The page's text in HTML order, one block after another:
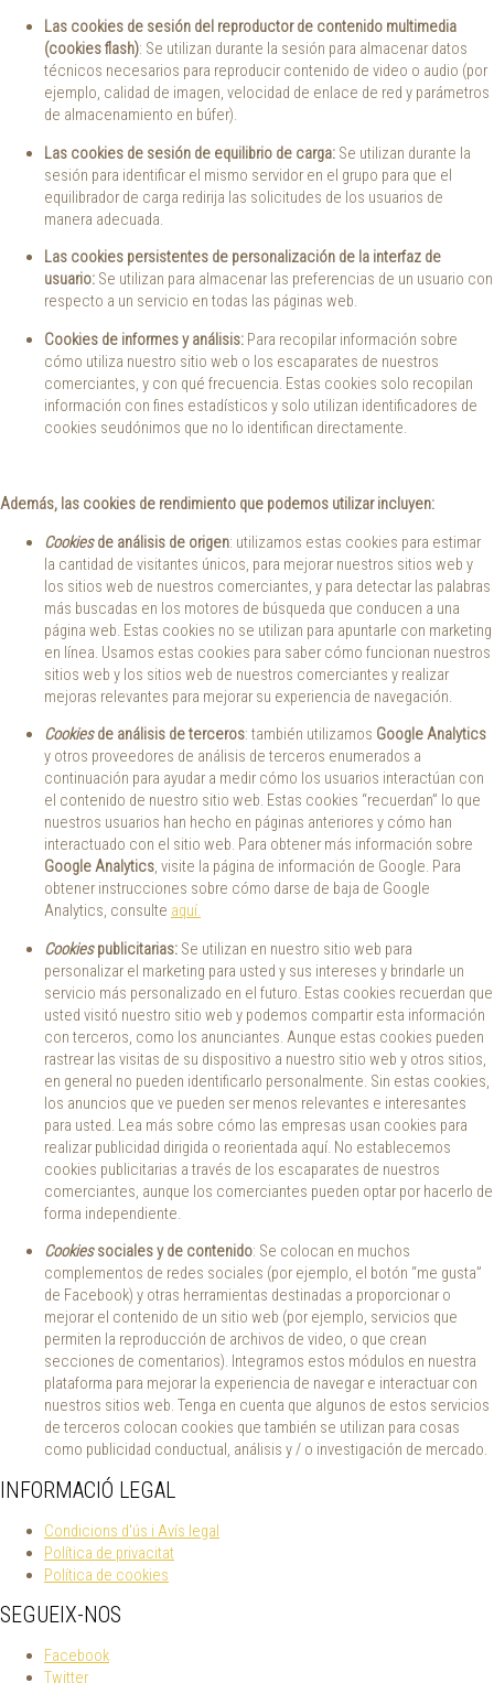
Las cookies de sesión del reproductor de contenido multimedia
(cookies flash): Se utilizan durante la sesión para almacenar datos
técnicos necesarios para reproducir contenido de video o audio (por
ejemplo, calidad de imagen, velocidad de enlace de red y parámetros
de almacenamiento en búfer).
Las cookies de sesión de equilibrio de carga: Se utilizan durante la
sesión para identificar el mismo servidor en el grupo para que el
equilibrador de carga redirija las solicitudes de los usuarios de
manera adecuada.
Las cookies persistentes de personalización de la interfaz de
usuario: Se utilizan para almacenar las preferencias de un usuario con
respecto a un servicio en todas las páginas web.
Cookies de informes y análisis: Para recopilar información sobre
cómo utiliza nuestro sitio web o los escaparates de nuestros
comerciantes, y con qué frecuencia. Estas cookies solo recopilan
información con fines estadísticos y solo utilizan identificadores de
cookies seudónimos que no lo identifican directamente.
Además, las cookies de rendimiento que podemos utilizar incluyen:
Cookiesde análisis de origen: utilizamos estas cookies para estimar
la cantidad de visitantes únicos, para mejorar nuestros sitios web y
los sitios web de nuestros comerciantes, y para detectar las palabras
más buscadas en los motores de búsqueda que conducen a una
página web. Estas cookies no se utilizan para apuntarle con marketing
en línea. Usamos estas cookies para saber cómo funcionan nuestros
sitios web y los sitios web de nuestros comerciantes y realizar
mejoras relevantes para mejorar su experiencia de navegación.
Cookiesde análisis de terceros: también utilizamos Google Analytics
y otros proveedores de análisis de terceros enumerados a
continuación para ayudar a medir cómo los usuarios interactúan con
el contenido de nuestro sitio web. Estas cookies “recuerdan” lo que
nuestros usuarios han hecho en páginas anteriores y cómo han
interactuado con el sitio web. Para obtener más información sobre
Google Analytics, visite la página de información de Google. Para
obtener instrucciones sobre cómo darse de baja de Google
Analytics, consulte aquí.
Cookiespublicitarias: Se utilizan en nuestro sitio web para
personalizar el marketing para usted y sus intereses y brindarle un
servicio más personalizado en el futuro. Estas cookies recuerdan que
usted visitó nuestro sitio web y podemos compartir esta información
con terceros, como los anunciantes. Aunque estas cookies pueden
rastrear las visitas de su dispositivo a nuestro sitio web y otros sitios,
en general no pueden identificarlo personalmente. Sin estas cookies,
los anuncios que ve pueden ser menos relevantes e interesantes
para usted. Lea más sobre cómo las empresas usan cookies para
realizar publicidad dirigida o reorientada aquí. No establecemos
cookies publicitarias a través de los escaparates de nuestros
comerciantes, aunque los comerciantes pueden optar por hacerlo de
forma independiente.
Cookiessociales y de contenido: Se colocan en muchos
complementos de redes sociales (por ejemplo, el botón “me gusta”
de Facebook) y otras herramientas destinadas a proporcionar o
mejorar el contenido de un sitio web (por ejemplo, servicios que
permiten la reproducción de archivos de video, o que crean
secciones de comentarios). Integramos estos módulos en nuestra
plataforma para mejorar la experiencia de navegar e interactuar con
nuestros sitios web. Tenga en cuenta que algunos de estos servicios
de terceros colocan cookies que también se utilizan para cosas
como publicidad conductual, análisis y / o investigación de mercado.
INFORMACIÓ LEGAL
Condicions d'ús i Avís legal
Política de privacitat
Política de cookies
SEGUEIX-NOS
Facebook
Twitter